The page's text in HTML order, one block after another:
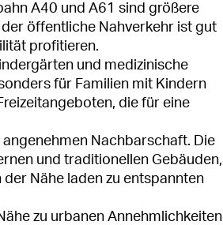
A40 und A61 sind größere
öffentliche Nahverkehr ist gut
profitieren.
und medizinische
für Familien mit Kindern
die für eine
Nachbarschaft. Die
und traditionellen Gebäuden,
Nähe laden zu entspannten
zu urbanen Annehmlichkeiten